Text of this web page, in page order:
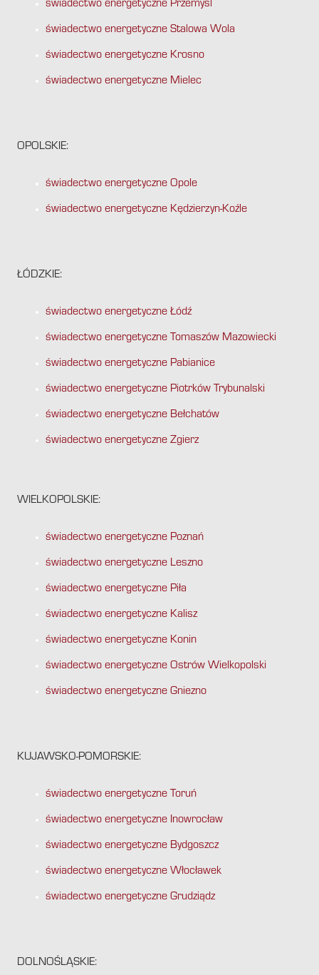
świadectwo energetyczne Przemyśl
świadectwo energetyczne Stalowa Wola
świadectwo energetyczne Krosno
świadectwo energetyczne Mielec
OPOLSKIE:
świadectwo energetyczne Opole
świadectwo energetyczne Kędzierzyn-Koźle
ŁÓDZKIE:
świadectwo energetyczne Łódź
świadectwo energetyczne Tomaszów Mazowiecki
świadectwo energetyczne Pabianice
świadectwo energetyczne Piotrków Trybunalski
świadectwo energetyczne Bełchatów
świadectwo energetyczne Zgierz
WIELKOPOLSKIE:
świadectwo energetyczne Poznań
świadectwo energetyczne Leszno
świadectwo energetyczne Piła
świadectwo energetyczne Kalisz
świadectwo energetyczne Konin
świadectwo energetyczne Ostrów Wielkopolski
świadectwo energetyczne Gniezno
KUJAWSKO-POMORSKIE:
świadectwo energetyczne Toruń
świadectwo energetyczne Inowrocław
świadectwo energetyczne Bydgoszcz
świadectwo energetyczne Włocławek
świadectwo energetyczne Grudziądz
DOLNOŚLĄSKIE: